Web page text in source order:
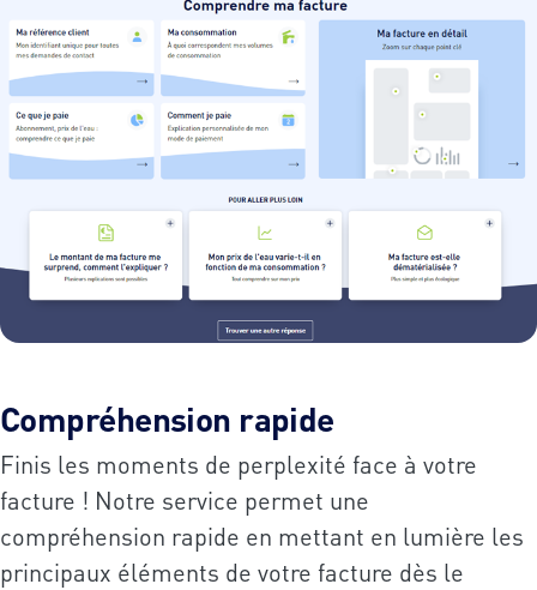
Compréhension rapide
Finis les moments de perplexité face à votre
facture ! Notre service permet une
compréhension rapide en mettant en lumière les
principaux éléments de votre facture dès le